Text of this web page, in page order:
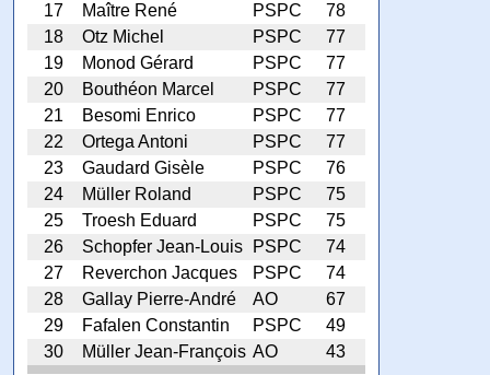
17
Maître René PSPC
78
18
Otz Michel PSPC
77
19
Monod Gérard PSPC
77
20
Bouthéon Marcel PSPC
77
21
Besomi Enrico PSPC
77
22
Ortega Antoni PSPC
77
23
Gaudard Gisèle PSPC
76
24
Müller Roland PSPC
75
25
Troesh Eduard PSPC
75
26
Schopfer Jean-Louis PSPC
74
27
Reverchon Jacques PSPC
74
28
Gallay Pierre-André AO
67
29
Fafalen Constantin PSPC
49
30
Müller Jean-François AO 43